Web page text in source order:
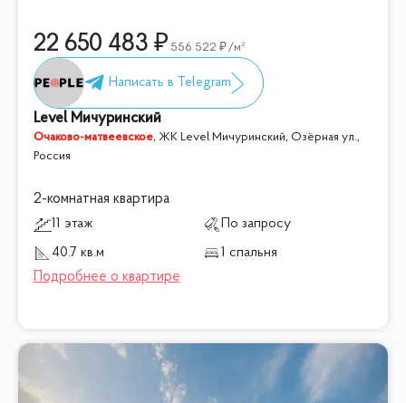
22 650 483 556 522 /м²
Level Мичуринский
Очаково-матвеевское, ЖК Level Мичуринский, Озёрная ул.,
Россия
2-комнатная квартира
11 этаж
По запросу
40.7 кв.м
1 спальня